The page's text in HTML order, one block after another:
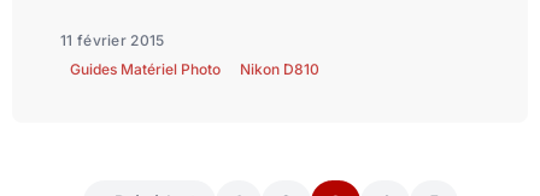
11 février 2015
Guides Matériel Photo
Nikon D810